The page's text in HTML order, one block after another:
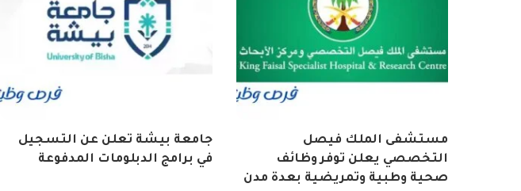
مستشفى الملك فيصل
التخصصي يعلن توفر وظائف
صحية وطبية وتمريضية بعدة مدن
جامعة بيشة تعلن عن التسجيل
في برامج الدبلومات المدفوعة